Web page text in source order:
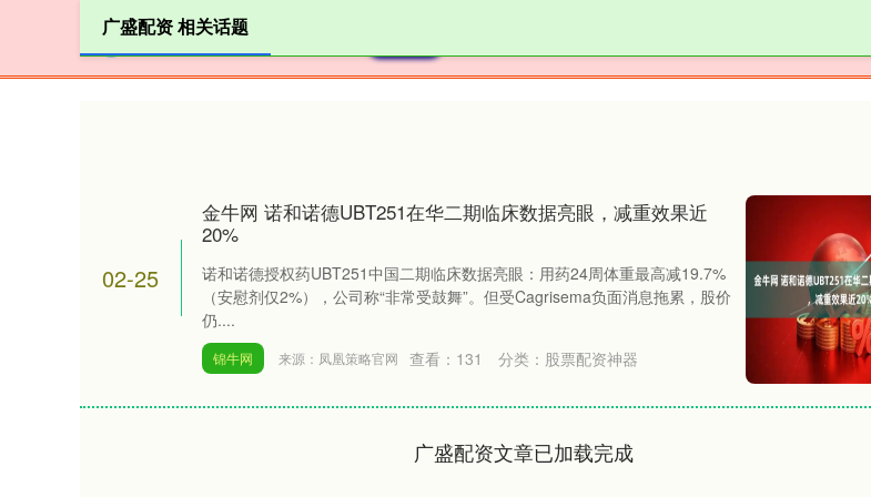
广盛配资 相关话题
02-25
金牛网 诺和诺德UBT251在华二期临床数据亮眼，减重效果近
20%
诺和诺德授权药UBT251中国二期临床数据亮眼：用药24周体重最高减19.7%
（安慰剂仅2%），公司称“非常受鼓舞”。但受Cagrisema负面消息拖累，股价
仍....
锦牛网 来源：凤凰策略官网 查看： 131 分类： 股票配资神器
广盛配资文章已加载完成